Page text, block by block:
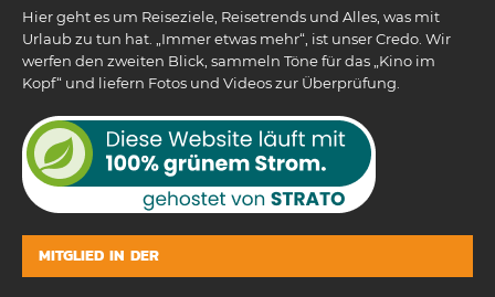
Hier geht es um Reiseziele, Reisetrends und Alles, was mit
Urlaub zu tun hat. „Immer etwas mehr“, ist unser Credo. Wir
werfen den zweiten Blick, sammeln Töne für das „Kino im
Kopf“ und liefern Fotos und Videos zur Überprüfung.
MITGLIED IN DER